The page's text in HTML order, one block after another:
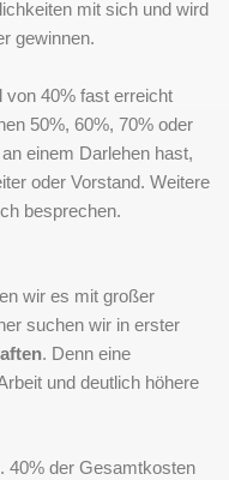
mit sich und wird
gewinnen.
von 40% fast erreicht
50%, 60%, 70% oder
einem Darlehen hast,
oder Vorstand. Weitere
besprechen.
wir es mit großer
suchen wir in erster
. Denn eine
und deutlich höhere
40% der Gesamtkosten